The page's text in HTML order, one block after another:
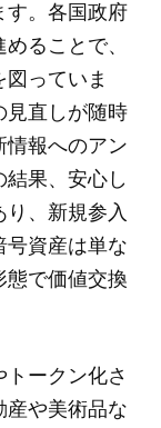
す。各国政府
ることで、
っていま
見直しが随時
報へのアン
果、安心し
、新規参入
資産は単な
態で価値交換
ークン化さ
や美術品な